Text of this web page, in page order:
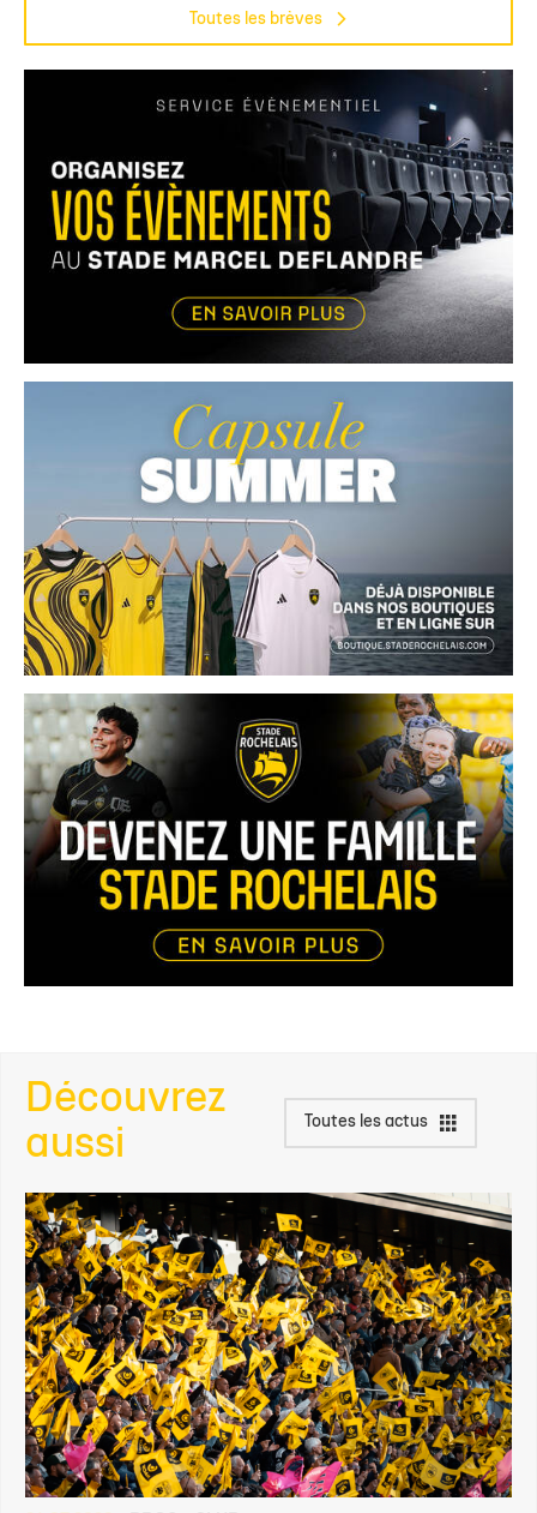
Toutes les brèves
Découvrez
aussi
Toutes les actus